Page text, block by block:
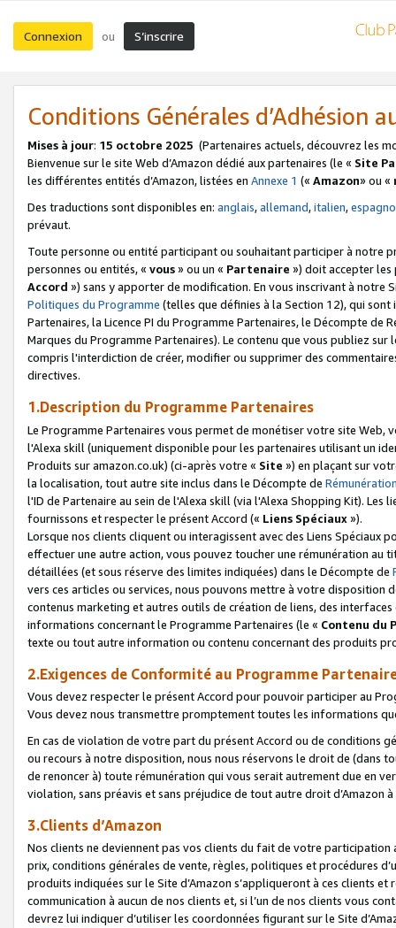
Connexion ou S’inscrire
Conditions Générales d’Adhésion
Mises à jour: 15 octobre 2025 (Partenaires actuels, découvrez les
Bienvenue sur le site Web d’Amazon dédié aux partenaires (le « Site
les différentes entités d’Amazon, listées en Annexe 1 (« Amazon» ou «
Des traductions sont disponibles en: anglais,allemand,italien,
prévaut.
Toute personne ou entité participant ou souhaitant participer à notre
personnes ou entités, « vous» ou un « Partenaire ») doit accepter les
Accord ») sans y apporter de modification. En vous inscrivant à notre
Politiques du Programme (telles que définies à la Section 12), qui
Partenaires, la Licence PI du Programme Partenaires, le Décompte de
Marques du Programme Partenaires). Le contenu que vous publiez
compris l'interdiction de créer, modifier ou supprimer des
directives.
1.Description du Programme Partenaires
Le Programme Partenaires vous permet de monétiser votre site Web,
l'Alexa skill (uniquement disponible pour les partenaires utilisant un
Produits sur amazon.co.uk) (ci-après votre « Site ») en plaçant sur
la localisation, tout autre site inclus dans le Décompte de
l'ID de Partenaire au sein de l'Alexa skill (via l'Alexa Shopping Kit).
fournissons et respecter le présent Accord (« Liens Spéciaux»).
Lorsque nos clients cliquent ou interagissent avec des Liens Spéciaux
effectuer une autre action, vous pouvez toucher une rémunération
détaillées (et sous réserve des limites indiquées) dans le Décompte de
vers ces articles ou services, nous pouvons mettre à votre disposition
contenus marketing et autres outils de création de liens, des
informations concernant le Programme Partenaires (le « Contenu du
texte ou tout autre information ou contenu concernant des produits
2.Exigences de Conformité au Programme
Vous devez respecter le présent Accord pour pouvoir participer au
Vous devez nous transmettre promptement toutes les informations
En cas de violation de votre part du présent Accord ou de conditions
ou recours à notre disposition, nous nous réservons le droit de (dans
de renoncer à) toute rémunération qui vous serait autrement due en
violation, sans préavis et sans préjudice de tout autre droit
3.Clients d’Amazon
Nos clients ne deviennent pas vos clients du fait de votre
prix, conditions générales de vente, règles, politiques et procédures
produits indiquées sur le Site d’Amazon s’appliqueront à ces clients
communication à aucun de nos clients et, si l’un de nos clients vous
devrez lui indiquer d’utiliser les coordonnées figurant sur le Site